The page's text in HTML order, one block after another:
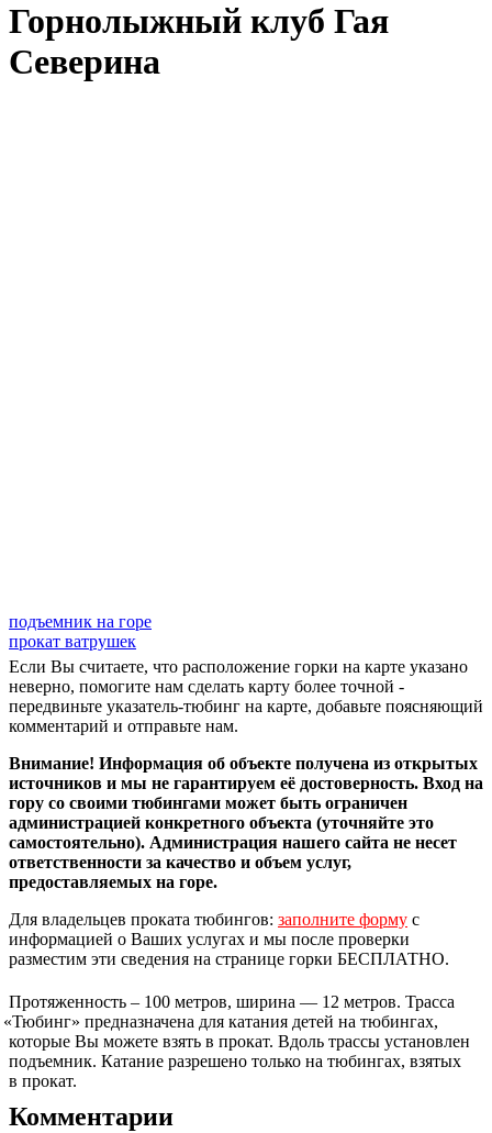
Горнолыжный клуб Гая
Северина
подъемник на горе
прокат ватрушек
Если Вы считаете, что расположение горки на карте указано
неверно, помогите нам сделать карту более точной -
передвиньте указатель-тюбинг на карте, добавьте поясняющий
комментарий и отправьте нам.
Внимание! Информация об объекте получена из открытых
источников и мы не гарантируем её достоверность. Вход на
гору со своими тюбингами может быть ограничен
администрацией конкретного объекта (уточняйте это
самостоятельно). Администрация нашего сайта не несет
ответственности за качество и объем услуг,
предоставляемых на горе.
Для владельцев проката тюбингов: заполните форму с
информацией о Ваших услугах и мы после проверки
разместим эти сведения на странице горки БЕСПЛАТНО.
Протяженность – 100 метров, ширина — 12 метров. Трасса
«Тюбинг» предназначена для катания детей на тюбингах,
которые Вы можете взять в прокат. Вдоль трассы установлен
подъемник. Катание разрешено только на тюбингах, взятых
в прокат.
Комментарии